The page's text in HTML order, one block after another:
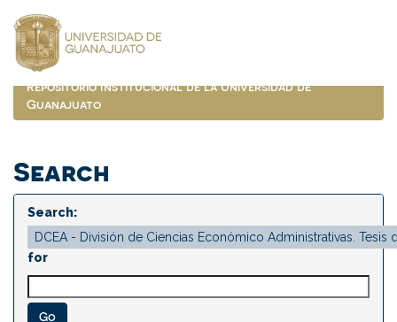
navigation
Repositorio Institucional de la Universidad de
Guanajuato
Search
Search:
for